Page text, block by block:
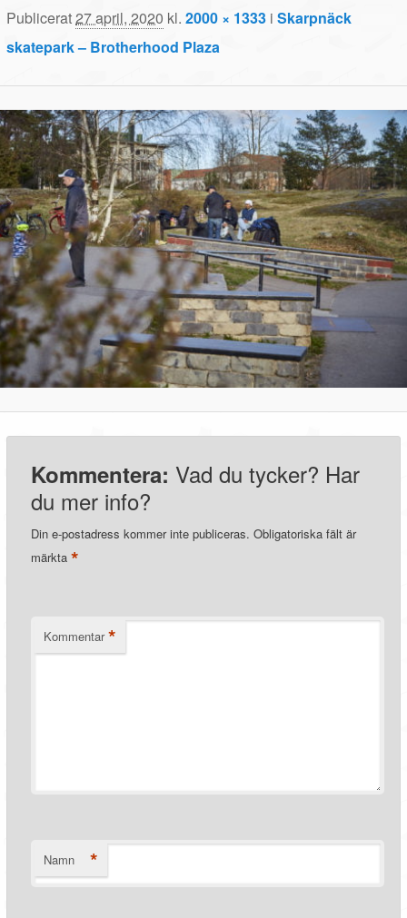
Publicerat27 april, 2020 kl.2000 × 1333 iSkarpnäck
skatepark – Brotherhood Plaza
Kommentera: Vad du tycker? Har
du mer info?
Din e-postadress kommer inte publiceras. Obligatoriska fält är
märkta*
Kommentar *
Namn *